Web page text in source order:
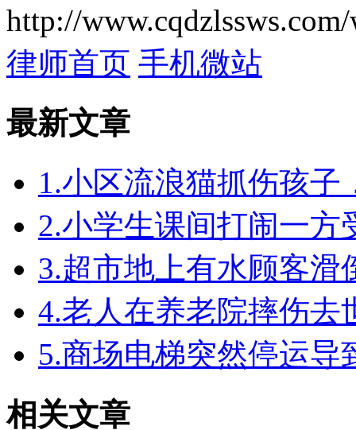
http://
律师首页 手机微站
最新文章
1.小区流浪猫抓伤孩子
2.小学生课间打闹一
3.超市地上有水顾客
4.老人在养老院摔伤去
5.商场电梯突然停运
相关文章